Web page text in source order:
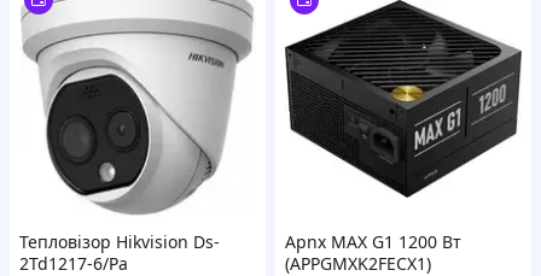
Тепловізор Hikvision Ds-
2Td1217-6/Pa
Apnx MAX G1 1200 Вт
(APPGMXK2FECX1)